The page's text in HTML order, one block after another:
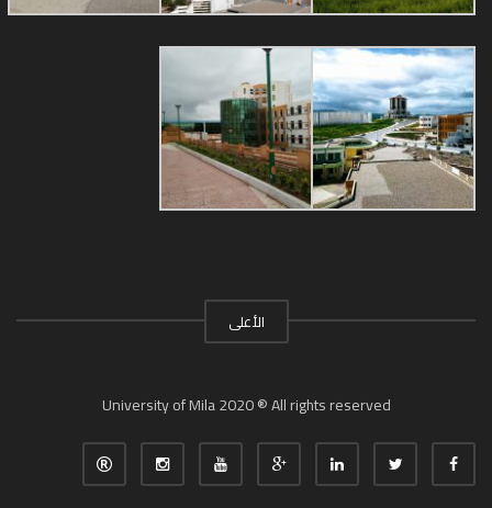
الأعلى
University of Mila 2020 ® All rights reserved